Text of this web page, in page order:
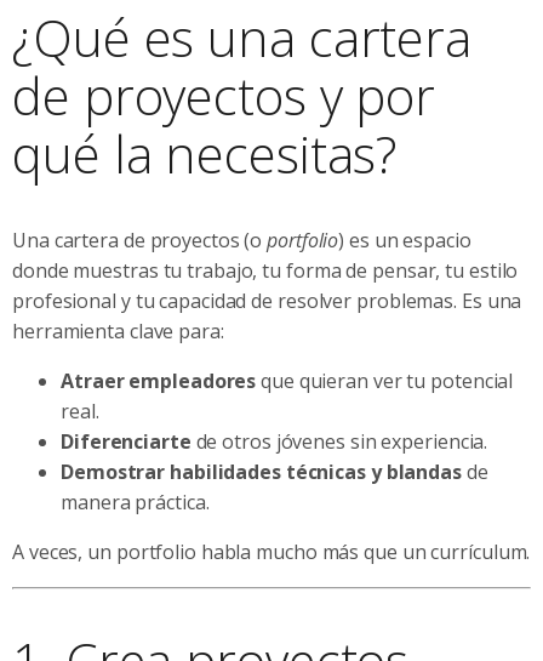
¿Qué es una cartera
de proyectos y por
qué la necesitas?
Una cartera de proyectos (oportfolio) es un espacio
donde muestras tu trabajo, tu forma de pensar, tu estilo
profesional y tu capacidad de resolver problemas. Es una
herramienta clave para:
Atraer empleadoresque quieran ver tu potencial
real.
Diferenciarte de otros jóvenes sin experiencia.
Demostrar habilidades técnicas y blandasde
manera práctica.
A veces, un portfolio habla mucho más que un currículum.